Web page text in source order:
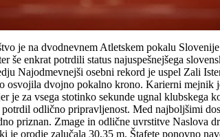
je na dvodnevnem Atletskem pokalu
še enkrat potrdili status najuspešnejšega
Najodmevnejši osebni rekord je uspel Zali
osvojila dvojno pokalno krono. Karierni
je za vsega stotinko sekunde ugnal
odlično pripravljenost. Med najboljšimi
priznan. Zmage in odlične uvrstitve Naslova
je orodje zalučala 30,35 m. Štafete ponovno